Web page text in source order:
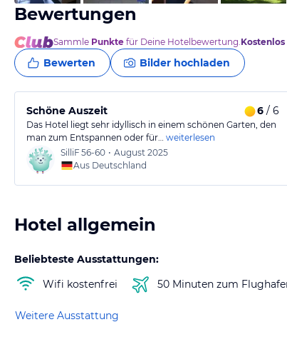
Bewertungen
Sammle Punkte für Deine Hotelbewertung.
Bewerten Bilder hochladen
Schöne Auszeit 6 / 6
Das Hotel liegt sehr idyllisch in einem schönen Garten, den
man zum Entspannen oder für… weiterlesen
SilliF 56-60 • August 2025
Aus Deutschland
Hotel allgemein
Beliebteste Ausstattungen:
Wifi kostenfrei
50 Minuten zum
Weitere Ausstattung